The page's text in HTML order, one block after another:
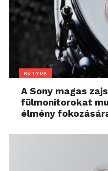
KÜTYÜK
A Sony magas
fülmonitorokat
élmény